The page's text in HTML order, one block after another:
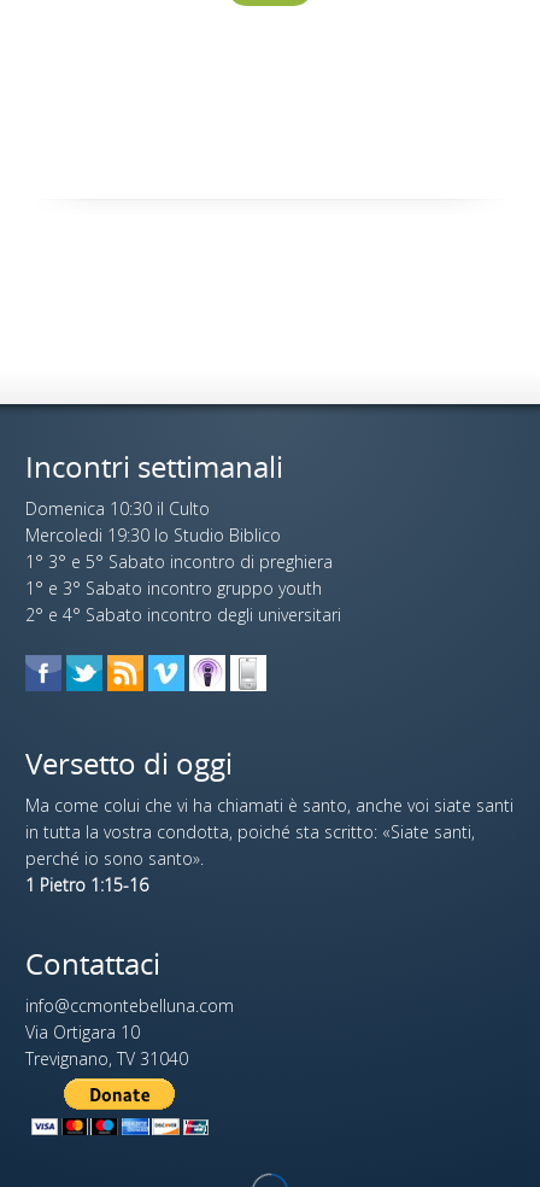
Incontri settimanali
Domenica 10:30 il Culto
Mercoledi 19:30 lo Studio Biblico
1° 3° e 5° Sabato incontro di preghiera
1° e 3° Sabato incontro gruppo youth
2° e 4° Sabato incontro degli universitari
Versetto di oggi
Ma come colui che vi ha chiamati è santo, anche voi siate santi
in tutta la vostra condotta, poiché sta scritto: «Siate santi,
perché io sono santo».
1 Pietro 1:15-16
Contattaci
info@ccmontebelluna.com
Via Ortigara 10
Trevignano, TV 31040